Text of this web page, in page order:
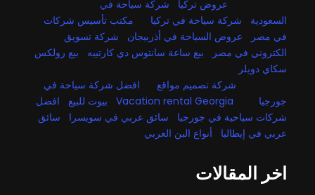
عروض تركيا
شركة سياحة في
السعودية
شركة سياحة في تركيا
مكتب تأسيس شركات
في مصر
عروض السياحة في أذربيجان
شركة تسويق
الكتروني في مصر
بيع ساعة سانتوس دي كارتييه
بيع رولكس
سكاي دويلر
شركة تصميم مواقع
افضل شركة سياحة في
جورجيا
Vacation rental Georgia بيوت للبيع
افضل
شركات سياحية في جورجيا
سائق عربي في سويسرا
سائق
عربي في إيطاليا
أنواع البن العربي
اخر المقالات